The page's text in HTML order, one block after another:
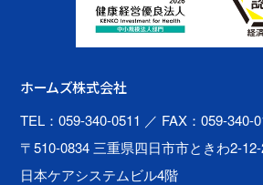
ホームズ株式会社
TEL：059-340-0511 ／ FAX：059-340-
〒510-0834 三重県四日市市ときわ2-
日本ケアシステムビル4階